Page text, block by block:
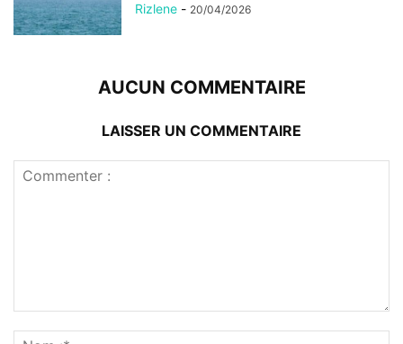
Rizlene - 20/04/2026
AUCUN COMMENTAIRE
LAISSER UN COMMENTAIRE